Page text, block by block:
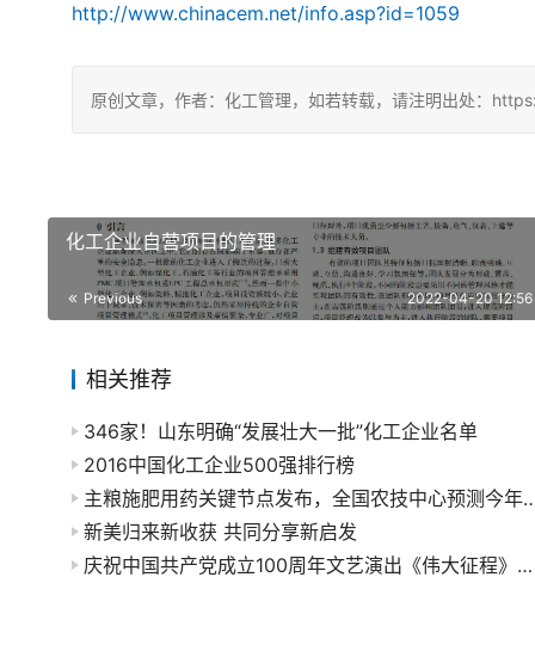
http://www.chinacem.net/info.asp?id=1059
原创文章，作者：化工管理，如若转载，请注明出处：
化工企业自营项目的管理
Previous 2022-04-20 12:56
相关推荐
346家！山东明确“发展壮大一批”化工企业名单
2016中国化工企业500强排行榜
主粮施肥用药关键节点发布，
新美归来新收获 共同分享新启发
庆祝中国共产党成立100周年文艺演出《伟大征程》在京盛大举行 习近平等出席观看